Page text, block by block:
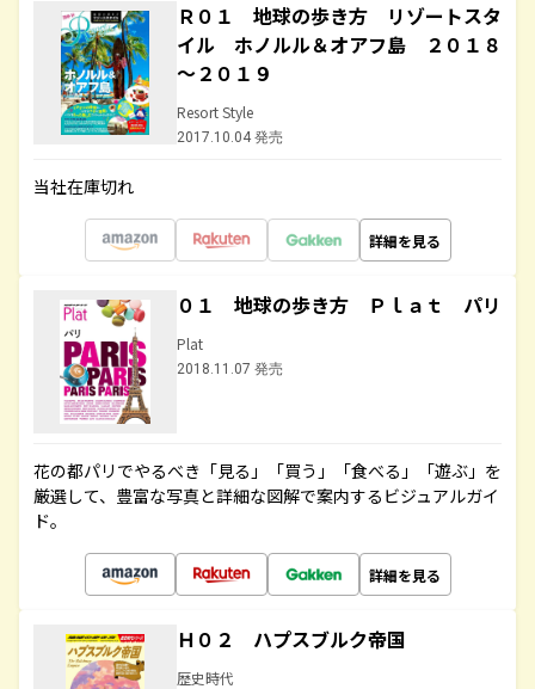
Ｒ０１ 地球の歩き方 リゾートスタ
イル ホノルル＆オアフ島 ２０１８
～２０１９
Resort Style
2017.10.04 発売
当社在庫切れ
詳細を見る
０１ 地球の歩き方 Ｐｌａｔ パリ
Plat
2018.11.07 発売
花の都パリでやるべき「見る」「買う」「食べる」「遊ぶ」を
厳選して、豊富な写真と詳細な図解で案内するビジュアルガイ
ド。
詳細を見る
Ｈ０２ ハプスブルク帝国
歴史時代